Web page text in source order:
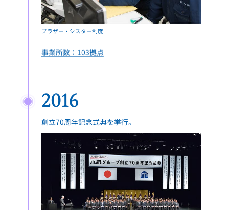
ブラザー・シスター制度
事業所数：103拠点
2016
創立70周年記念式典を挙行。